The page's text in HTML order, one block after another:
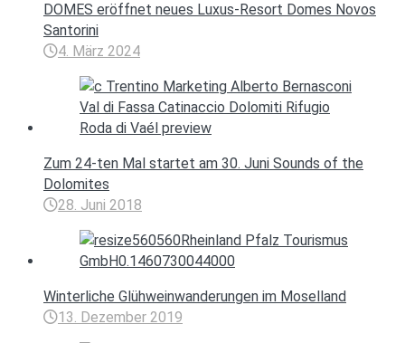
DOMES eröffnet neues Luxus-Resort Domes Novos
Santorini
4. März 2024
Zum 24-ten Mal startet am 30. Juni Sounds of the
Dolomites
28. Juni 2018
Winterliche Glühweinwanderungen im Moselland
13. Dezember 2019